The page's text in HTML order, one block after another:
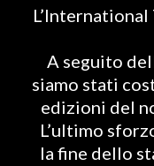
A seguito
siamo stati
edizioni del
L’ultimo
la fine dello